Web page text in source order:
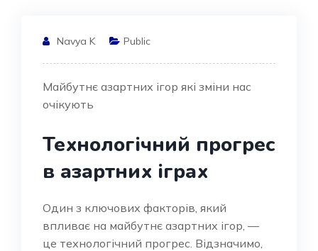
Navya K Public
Майбутнє азартних ігор які зміни нас
очікують
Технологічний прогрес
в азартних іграх
Один з ключових факторів, який
впливає на майбутнє азартних ігор, —
це технологічний прогрес. Відзначимо,